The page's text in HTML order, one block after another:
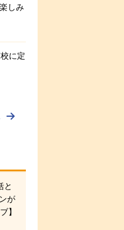
しみ
に定
と
が
】